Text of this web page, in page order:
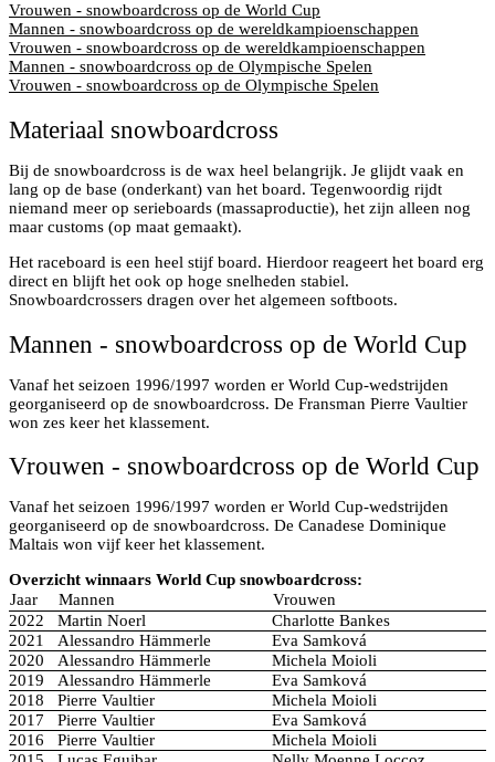
Vrouwen - snowboardcross op de World Cup
Mannen - snowboardcross op de wereldkampioenschappen
Vrouwen - snowboardcross op de wereldkampioenschappen
Mannen - snowboardcross op de Olympische Spelen
Vrouwen - snowboardcross op de Olympische Spelen
Materiaal snowboardcross
Bij de snowboardcross is de wax heel belangrijk. Je glijdt vaak en
lang op de base (onderkant) van het board. Tegenwoordig rijdt
niemand meer op serieboards (massaproductie), het zijn alleen nog
maar customs (op maat gemaakt).
Het raceboard is een heel stijf board. Hierdoor reageert het board erg
direct en blijft het ook op hoge snelheden stabiel.
Snowboardcrossers dragen over het algemeen softboots.
Mannen - snowboardcross op de World Cup
Vanaf het seizoen 1996/1997 worden er World Cup-wedstrijden
georganiseerd op de snowboardcross. De Fransman Pierre Vaultier
won zes keer het klassement.
Vrouwen - snowboardcross op de World Cup
Vanaf het seizoen 1996/1997 worden er World Cup-wedstrijden
georganiseerd op de snowboardcross. De Canadese Dominique
Maltais won vijf keer het klassement.
Overzicht winnaars World Cup snowboardcross:
Jaar
Mannen
Vrouwen
2022
Martin Noerl
Charlotte Bankes
2021
Alessandro Hämmerle
Eva Samková
2020
Alessandro Hämmerle
Michela Moioli
2019
Alessandro Hämmerle
Eva Samková
2018
Pierre Vaultier
Michela Moioli
2017
Pierre Vaultier
Eva Samková
2016
Pierre Vaultier
Michela Moioli